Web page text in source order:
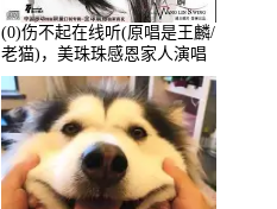
(0)伤不起在线听(原唱是王麟/
老猫)，美珠珠感恩家人演唱
点播:80218次